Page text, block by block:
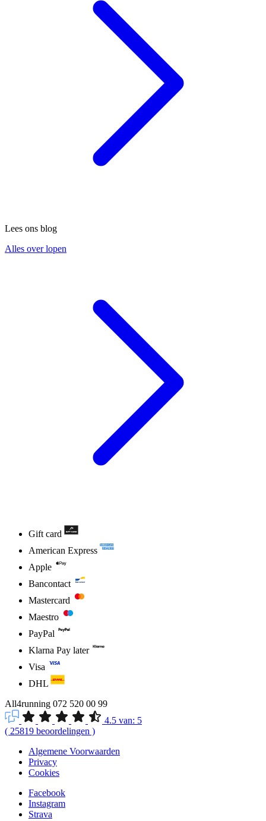
Lees ons blog
Alles over lopen
Gift card
American Express
Apple
Bancontact
Mastercard
Maestro
PayPal
Klarna Pay later
Visa
DHL
All4running 072 520 00 99
4.5 van: 5
( 25819 beoordelingen )
Algemene Voorwaarden
Privacy
Cookies
Facebook
Instagram
Strava